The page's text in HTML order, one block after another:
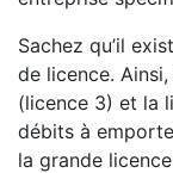
Sachez qu’il
de licence.
(licence 3) et la
débits à
la grande